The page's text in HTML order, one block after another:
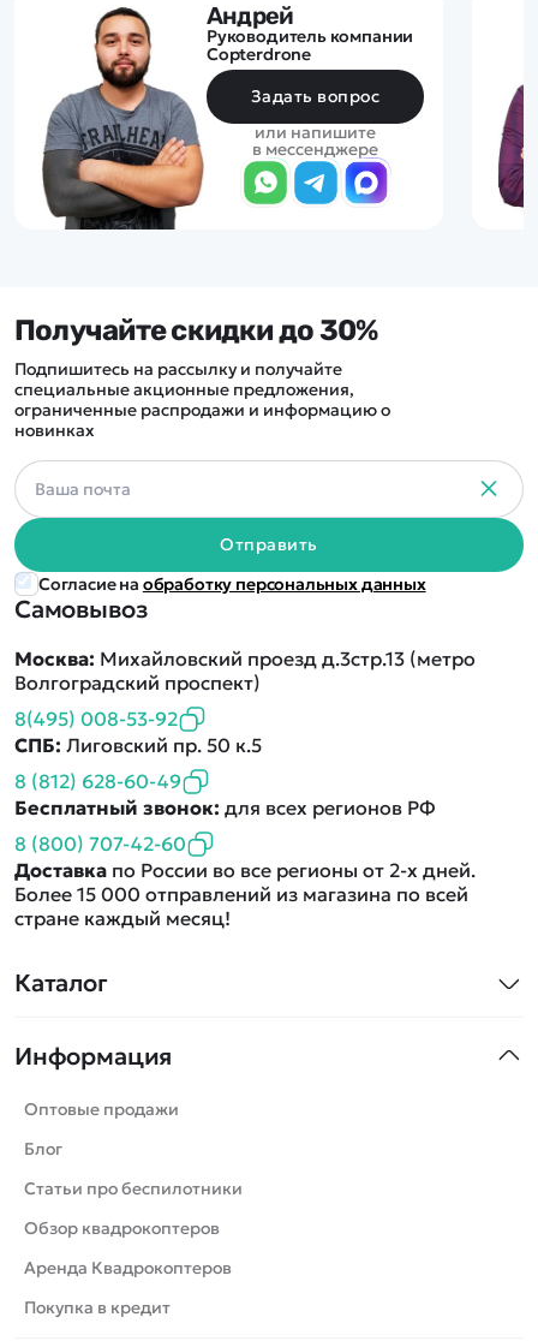
Андрей
Руководитель компании
Copterdrone
Задать вопрос
или напишите
в мессенджере
Каталог
Машинки
Танки
Вертолеты
Катера
Роботы
Самолеты
Сборные модели
Информация
Оптовые продажи
Блог
Статьи про беспилотники
Обзор квадрокоптеров
Аренда Квадрокоптеров
Покупка в кредит
Самовывоз
Москва: Михайловский проезд д.3стр.13 (метро
Волгоградский проспект)
8(495) 008-53-92
СПБ: Лиговский пр. 50 к.5
8 (812) 628-60-49
Бесплатный звонок: для всех регионов РФ
8 (800) 707-42-60
Доставка по России во все регионы от 2-х дней.
Более 15 000 отправлений из магазина по всей
стране каждый месяц!
Получайте скидки до 30%
Подпишитесь на рассылку и получайте
специальные акционные предложения,
ограниченные распродажи и информацию о
новинках
Отправить
Согласие на обработку персональных данных